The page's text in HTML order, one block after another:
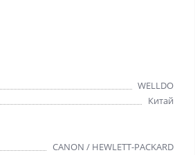
WELLDO
Китай
CANON / HEWLETT-PACKARD